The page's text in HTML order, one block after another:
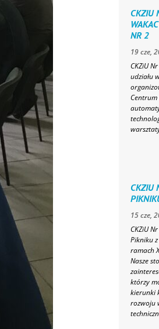
CKZIU
NR 2
19 cze,
CKZiU
udziału
Centrum
CKZIU
15 cze,
CKZiU
Pikniku
ramach
Nasze
którzy
kierunki
rozwoju